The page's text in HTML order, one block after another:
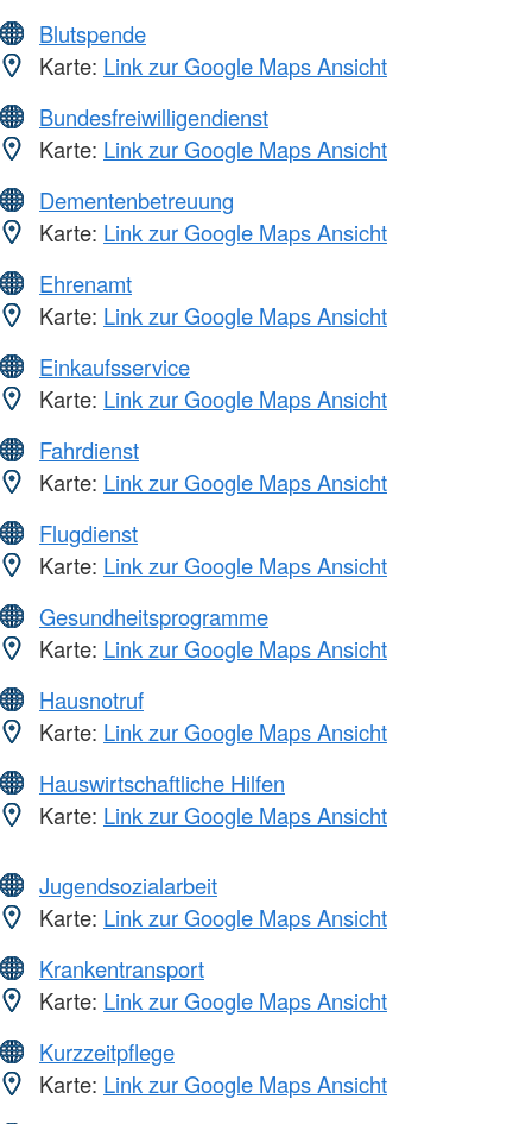
Blutspende
Karte: Link zur Google Maps Ansicht
Bundesfreiwilligendienst
Karte: Link zur Google Maps Ansicht
Dementenbetreuung
Karte: Link zur Google Maps Ansicht
Ehrenamt
Karte: Link zur Google Maps Ansicht
Einkaufsservice
Karte: Link zur Google Maps Ansicht
Fahrdienst
Karte: Link zur Google Maps Ansicht
Flugdienst
Karte: Link zur Google Maps Ansicht
Gesundheitsprogramme
Karte: Link zur Google Maps Ansicht
Hausnotruf
Karte: Link zur Google Maps Ansicht
Hauswirtschaftliche Hilfen
Karte: Link zur Google Maps Ansicht
Jugendsozialarbeit
Karte: Link zur Google Maps Ansicht
Krankentransport
Karte: Link zur Google Maps Ansicht
Kurzzeitpflege
Karte: Link zur Google Maps Ansicht